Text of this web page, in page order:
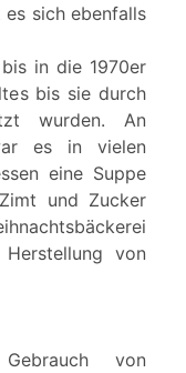
sich ebenfalls
in die 1970er
bis sie durch
wurden. An
es in vielen
eine Suppe
und Zucker
von
von